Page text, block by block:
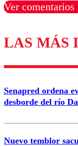
Ver comentarios
Los
Correo
LAS MÁS
Senapred ordena
desborde del río
Nuevo temblor